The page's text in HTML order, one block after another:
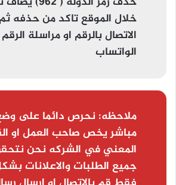
خلال الموقع تاكد من حذفه
الاتصال بالرقم او مراسلة
الواتساب
ملاحظه: نحرص دائما على
مباشر يخص صاحب العمل او
المعني في الشركه نحن
جميع الطلبات والاعلانات